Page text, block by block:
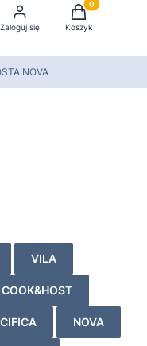
Zaloguj się
Produkty w
Koszyk
NOVA
VILA
COOK&HOST
NOVA